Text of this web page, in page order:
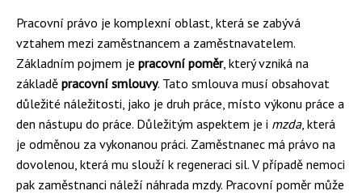
Pracovní právo je komplexní oblast, která se zabývá
vztahem mezi zaměstnancem a zaměstnavatelem.
Základním pojmem je pracovní poměr, který vzniká na
základě pracovní smlouvy. Tato smlouva musí obsahovat
důležité náležitosti, jako je druh práce, místo výkonu práce a
den nástupu do práce. Důležitým aspektem je i mzda, která
je odměnou za vykonanou práci. Zaměstnanec má právo na
dovolenou, která mu slouží k regeneraci sil. V případě nemoci
pak zaměstnanci náleží náhrada mzdy. Pracovní poměr může